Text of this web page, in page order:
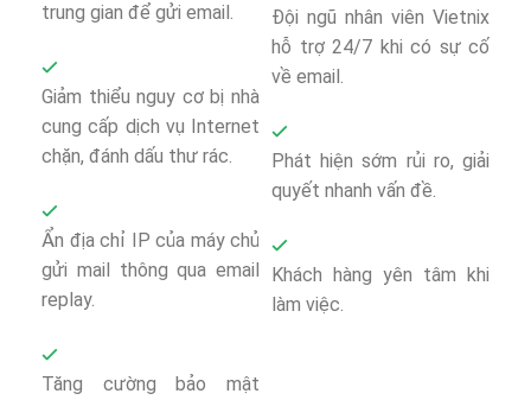
trung gian để gửi email.
Giảm thiểu nguy cơ bị nhà
cung cấp dịch vụ Internet
chặn, đánh dấu thư rác.
Ẩn địa chỉ IP của máy chủ
gửi mail thông qua email
replay.
Tăng cường bảo mật
Đội ngũ nhân viên Vietnix
hỗ trợ 24/7 khi có sự cố
về email.
Phát hiện sớm rủi ro, giải
quyết nhanh vấn đề.
Khách hàng yên tâm khi
làm việc.